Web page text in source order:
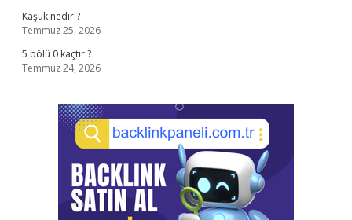
Kaşuk nedir ?
Temmuz 25, 2026
5 bölü 0 kaçtır ?
Temmuz 24, 2026